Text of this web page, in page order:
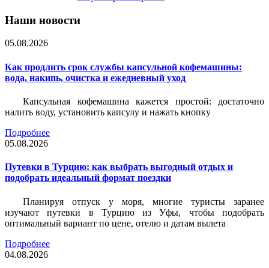
Наши новости
05.08.2026
Как продлить срок службы капсульной кофемашины:
вода, накипь, очистка и ежедневный уход
Капсульная кофемашина кажется простой: достаточно
налить воду, установить капсулу и нажать кнопку
Подробнее
05.08.2026
Путевки в Турцию: как выбрать выгодный отдых и
подобрать идеальный формат поездки
Планируя отпуск у моря, многие туристы заранее
изучают путевки в Турцию из Уфы, чтобы подобрать
оптимальный вариант по цене, отелю и датам вылета
Подробнее
04.08.2026